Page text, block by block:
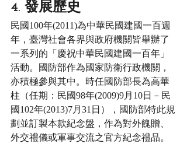
4. 發展歷史
民國100年(2011)為中華民國建國一百週
年，臺灣社會各界與政府機關皆舉辦了
一系列的「慶祝中華民國建國一百年」
活動。國防部作為國家防衛行政機關，
亦積極參與其中。時任國防部長為高華
柱（任期：民國98年(2009)9月10日－民
國102年(2013)7月31日），國防部特此規
劃並訂製本款紀念盤，作為對外餽贈、
外交禮儀或軍事交流之官方紀念禮品。